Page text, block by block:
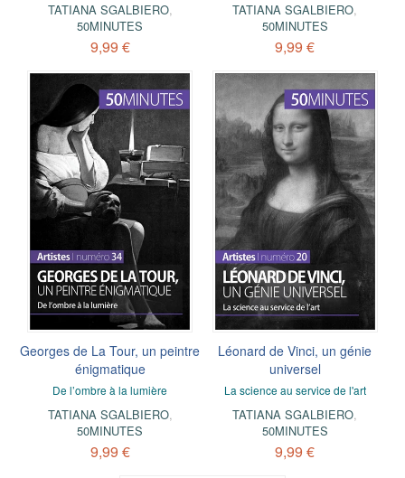
TATIANA SGALBIERO,
50MINUTES
9,99 €
TATIANA SGALBIERO,
50MINUTES
9,99 €
Georges de La Tour, un peintre
énigmatique
De l’ombre à la lumière
TATIANA SGALBIERO,
50MINUTES
9,99 €
Léonard de Vinci, un génie
universel
La science au service de l'art
TATIANA SGALBIERO,
50MINUTES
9,99 €